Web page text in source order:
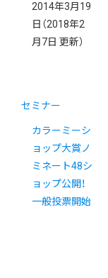
2014年3月19
日 （2018年2
月7日 更新）
セミナー
カラーミーシ
ョップ大賞ノ
ミネート48シ
ョップ公開！
一般投票開始